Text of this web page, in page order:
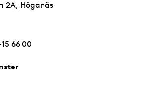
2A, Höganäs
66 00